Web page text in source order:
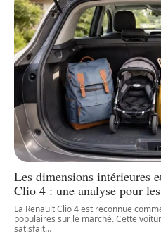
Les dimensions intérieures
Clio 4 : une analyse pour
La Renault Clio 4 est reconnue
populaires sur le marché. Cette
satisfait…